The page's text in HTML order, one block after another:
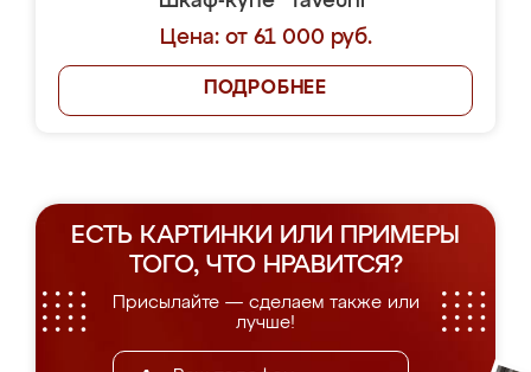
Цена: от 61 000 руб.
ПОДРОБНЕЕ
ЕСТЬ КАРТИНКИ ИЛИ ПРИМЕРЫ
ТОГО, ЧТО НРАВИТСЯ?
Присылайте — сделаем также или
лучше!